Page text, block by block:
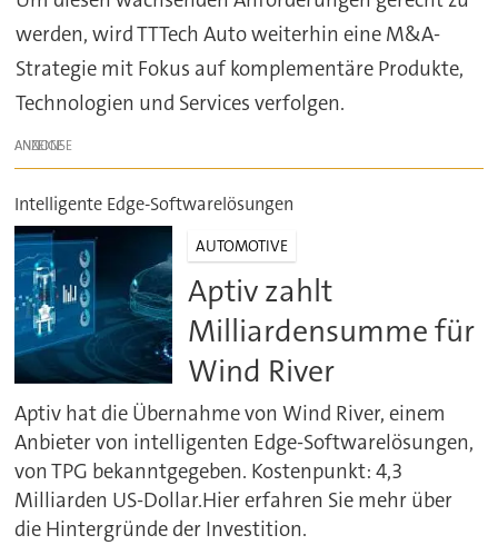
werden, wird TTTech Auto weiterhin eine M&A-
Strategie mit Fokus auf komplementäre Produkte,
Technologien und Services verfolgen.
ANZEIGE
Intelligente Edge-Softwarelösungen
AUTOMOTIVE
Aptiv zahlt
Milliardensumme für
Wind River
Aptiv hat die Übernahme von Wind River, einem
Anbieter von intelligenten Edge-Softwarelösungen,
von TPG bekanntgegeben. Kostenpunkt: 4,3
Milliarden US-Dollar.Hier erfahren Sie mehr über
die Hintergründe der Investition.